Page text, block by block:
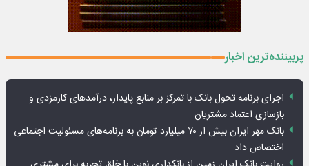
پربیننده‌ترین اخبار
اجرای برنامه تحول بانک با تمرکز بر منابع پایدار، درآمدهای کارمزدی و
بازسازی اعتماد مشتریان
بانک مهر ایران بیش از ۷۰ میلیارد تومان به برنامه‌های مسئولیت اجتماعی
اختصاص داد